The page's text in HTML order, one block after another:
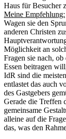
Haus für Besucher
Meine Empfehlung:
Wagen sie den
anderen Christen
Möglichkeit an
Fragen sie nach,
Essen beitragen
IdR sind die
entlastet das auch
des Gastgebers
Gerade die Treffen
gemeinsame
alleine auf die
das, was den